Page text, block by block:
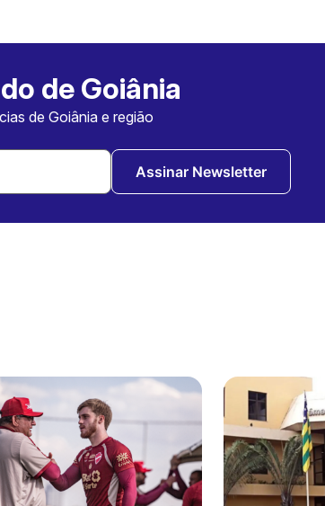
de Goiânia
de Goiânia e região
Assinar Newsletter